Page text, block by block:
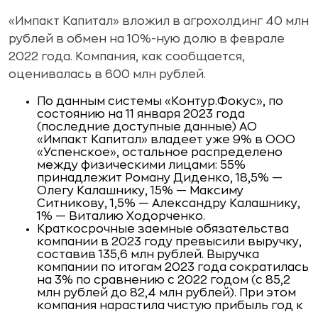
«Импакт Капитал» вложил в агрохолдинг 40 млн
рублей в обмен на 10%-ную долю в феврале
2022 года. Компания, как сообщается,
оценивалась в 600 млн рублей.
По данным системы «Контур.Фокус», по
состоянию на 11 января 2023 года
(последние доступные данные) АО
«Импакт Капитал» владеет уже 9% в ООО
«Успенское», остальное распределено
между физическими лицами: 55%
принадлежит Роману Диденко, 18,5% —
Олегу Калашнику, 15% — Максиму
Ситникову, 1,5% — Александру Калашнику,
1% — Виталию Ходорченко.
Краткосрочные заемные обязательства
компании в 2023 году превысили выручку,
составив 135,6 млн рублей. Выручка
компании по итогам 2023 года сократилась
на 3% по сравнению с 2022 годом (с 85,2
млн рублей до 82,4 млн рублей). При этом
компания нарастила чистую прибыль год к